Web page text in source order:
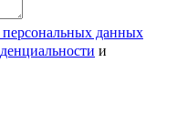
персональных данных
и